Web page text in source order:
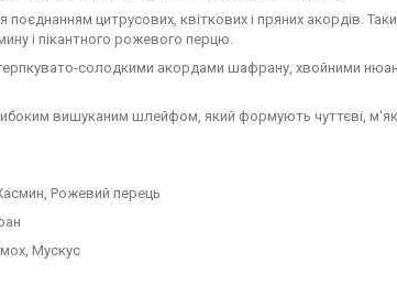
поєднанням цитрусових, квіткових і пряних акордів.
і пікантного рожевого перцю.
солодкими акордами шафрану, хвойними
вишуканим шлейфом, який формують чуттєві,
Рожевий перець
Мускус